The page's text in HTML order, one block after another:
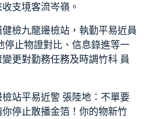
支境客流岑嶺。
健檢九龍邊檢站，執勤平易近員
停止物證對比、信息錄進等一
更對勤務任務及時調竹科 員
站平易近警 張陸地：不單要
停止散播金箔！你的物新竹